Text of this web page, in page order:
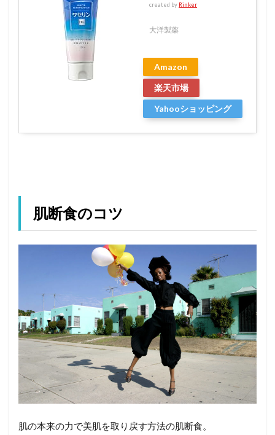
created by Rinker
大洋製薬
Amazon
楽天市場
Yahooショッピング
肌断食のコツ
肌の本来の力で美肌を取り戻す方法の肌断食。